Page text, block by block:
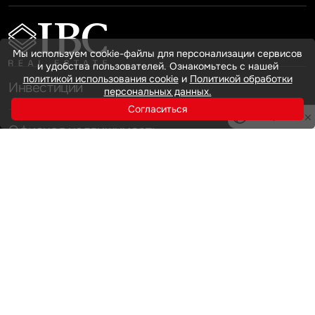
Инвестиции
Офисная недвижимость
Мы используем cookie-файлы для персонализации сервисов
и удобства пользователей. Ознакомьтесь с нашей
политикой использования cookieи Политикой обработки
персональных данных.
Согласиться